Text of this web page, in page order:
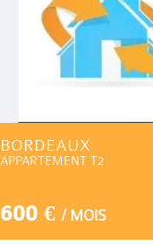
BORDEAUX
APPARTEMENT T2
600 €/ MOIS